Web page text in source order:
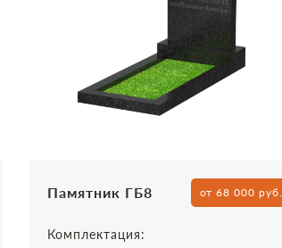
Памятник ГБ8 от 68 000 руб.
Комплектация: